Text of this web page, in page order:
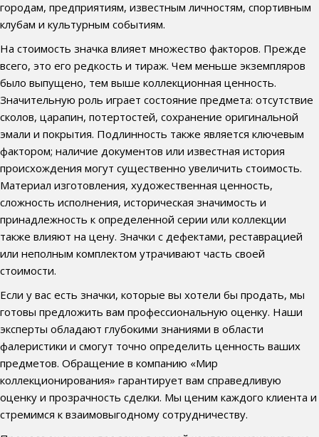
городам, предприятиям, известным личностям, спортивным
клубам и культурным событиям.
На стоимость значка влияет множество факторов. Прежде
всего, это его редкость и тираж. Чем меньше экземпляров
было выпущено, тем выше коллекционная ценность.
Значительную роль играет состояние предмета: отсутствие
сколов, царапин, потертостей, сохранение оригинальной
эмали и покрытия. Подлинность также является ключевым
фактором; наличие документов или известная история
происхождения могут существенно увеличить стоимость.
Материал изготовления, художественная ценность,
сложность исполнения, историческая значимость и
принадлежность к определенной серии или коллекции
также влияют на цену. Значки с дефектами, реставрацией
или неполным комплектом утрачивают часть своей
стоимости.
Если у вас есть значки, которые вы хотели бы продать, мы
готовы предложить вам профессиональную оценку. Наши
эксперты обладают глубокими знаниями в области
фалеристики и смогут точно определить ценность ваших
предметов. Обращение в компанию «Мир
коллекционирования» гарантирует вам справедливую
оценку и прозрачность сделки. Мы ценим каждого клиента и
стремимся к взаимовыгодному сотрудничеству.